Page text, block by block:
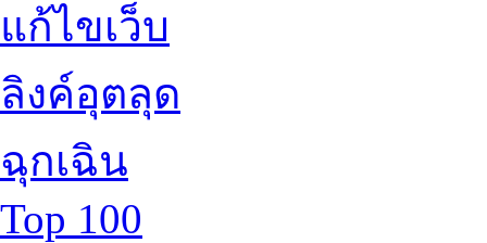
แก้ไขเว็บ
ลิงค์อุตลุด
ฉุกเฉิน
Top 100